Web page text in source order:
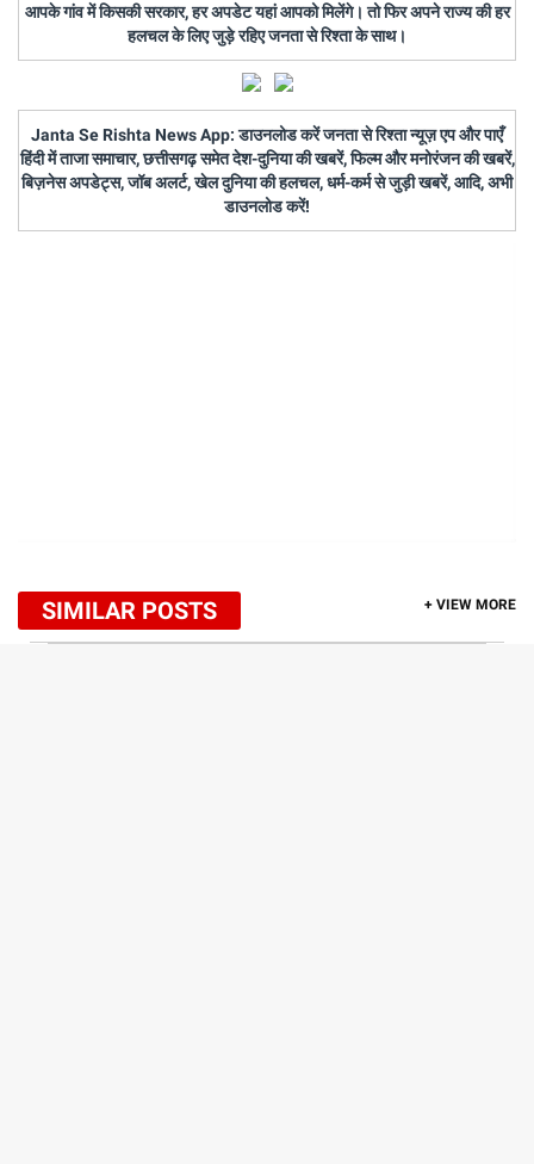
आपके गांव में किसकी सरकार, हर अपडेट यहां आपको मिलेंगे। तो फिर अपने राज्य की हर
हलचल के लिए जुड़े रहिए जनता से रिश्ता के साथ।
Janta Se Rishta News App: डाउनलोड करें जनता से रिश्ता न्यूज़ एप और पाएँ
हिंदी में ताजा समाचार, छत्तीसगढ़ समेत देश-दुनिया की खबरें, फिल्म और मनोरंजन की खबरें,
बिज़नेस अपडेट्स, जॉब अलर्ट, खेल दुनिया की हलचल, धर्म-कर्म से जुड़ी खबरें, आदि, अभी
डाउनलोड करें!
SIMILAR POSTS + VIEW MORE